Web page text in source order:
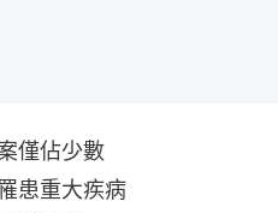
僅佔少數
患重大疾病